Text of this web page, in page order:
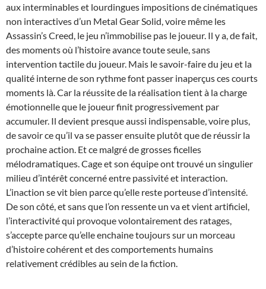
aux interminables et lourdingues impositions de cinématiques
non interactives d’un Metal Gear Solid, voire même les
Assassin’s Creed, le jeu n’immobilise pas le joueur. Il y a, de fait,
des moments où l’histoire avance toute seule, sans
intervention tactile du joueur. Mais le savoir-faire du jeu et la
qualité interne de son rythme font passer inaperçus ces courts
moments là. Car la réussite de la réalisation tient à la charge
émotionnelle que le joueur finit progressivement par
accumuler. Il devient presque aussi indispensable, voire plus,
de savoir ce qu’il va se passer ensuite plutôt que de réussir la
prochaine action. Et ce malgré de grosses ficelles
mélodramatiques. Cage et son équipe ont trouvé un singulier
milieu d’intérêt concerné entre passivité et interaction.
L’inaction se vit bien parce qu’elle reste porteuse d’intensité.
De son côté, et sans que l’on ressente un va et vient artificiel,
l’interactivité qui provoque volontairement des ratages,
s’accepte parce qu’elle enchaine toujours sur un morceau
d’histoire cohérent et des comportements humains
relativement crédibles au sein de la fiction.